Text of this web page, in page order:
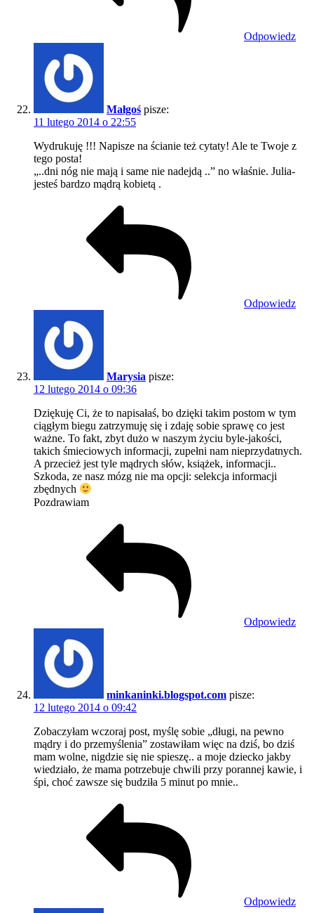
Odpowiedz
Małgoś pisze:
11 lutego 2014 o 22:55
Wydrukuję !!! Napisze na ścianie też cytaty! Ale te Twoje z
tego posta!
„..dni nóg nie mają i same nie nadejdą ..” no właśnie. Julia-
jesteś bardzo mądrą kobietą .
Odpowiedz
Marysia pisze:
12 lutego 2014 o 09:36
Dziękuję Ci, że to napisałaś, bo dzięki takim postom w tym
ciągłym biegu zatrzymuję się i zdaję sobie sprawę co jest
ważne. To fakt, zbyt dużo w naszym życiu byle-jakości,
takich śmieciowych informacji, zupełni nam nieprzydatnych.
A przecież jest tyle mądrych słów, książek, informacji..
Szkoda, ze nasz mózg nie ma opcji: selekcja informacji
zbędnych
Pozdrawiam
Odpowiedz
minkaninki.blogspot.com pisze:
12 lutego 2014 o 09:42
Zobaczyłam wczoraj post, myślę sobie „długi, na pewno
mądry i do przemyślenia” zostawiłam więc na dziś, bo dziś
mam wolne, nigdzie się nie spieszę.. a moje dziecko jakby
wiedziało, że mama potrzebuje chwili przy porannej kawie, i
śpi, choć zawsze się budziła 5 minut po mnie..
Odpowiedz